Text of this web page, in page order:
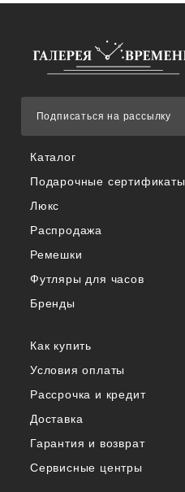
Каталог
Подарочные сертификаты
Люкс
Распродажа
Ремешки
Футляры для часов
Бренды
Как купить
Условия оплаты
Рассрочка и кредит
Доставка
Гарантия и возврат
Сервисные центры
Подписаться на рассылку